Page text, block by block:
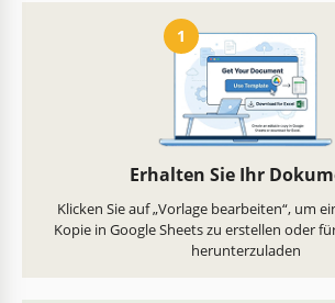
1
Erhalten Sie Ihr
Klicken Sie auf „Vorlage bearbeiten“, um
Kopie in Google Sheets zu erstellen oder
herunterzuladen